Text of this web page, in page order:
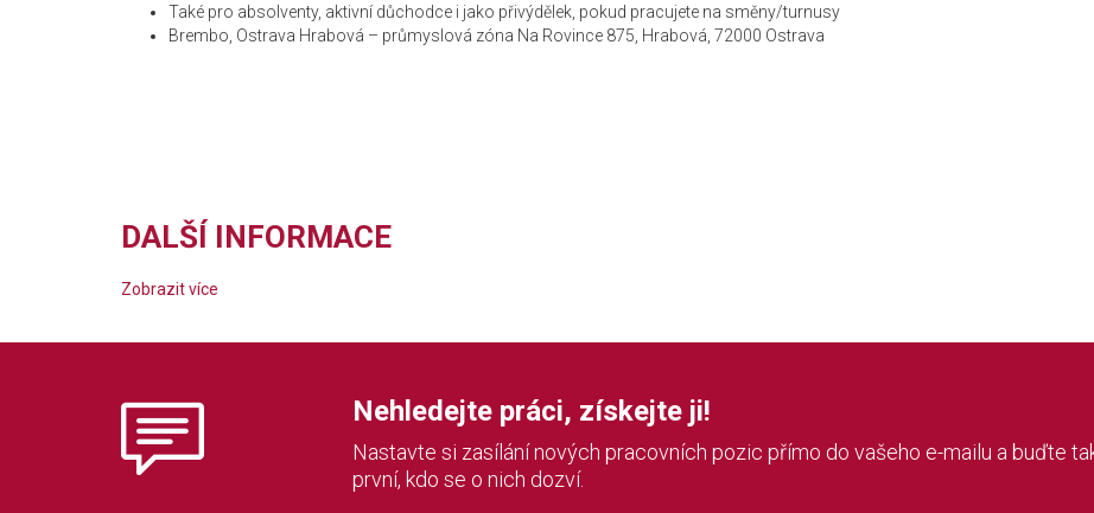
Také pro absolventy, aktivní důchodce i jako přivýdělek, pokud pracujete na směny/turnusy
Brembo, Ostrava Hrabová – průmyslová zóna Na Rovince 875, Hrabová, 72000 Ostrava
DALŠÍ INFORMACE
Zobrazit více
Nehledejte práci, získejte ji!
Nastavte si zasílání nových pracovních pozic přímo do vašeho e-mailu a buďte
první, kdo se o nich dozví.